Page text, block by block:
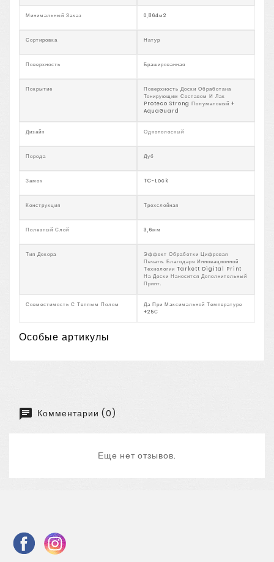
Минимальный Заказ 0,864м2
Сортировка Натур
Поверхность Брашированная
Покрытие
Поверхность Доски Обработана
Тонирующим Составом И Лак
Proteco Strong Полуматовый +
AquaGuard
Дизайн Однополосный
Порода Дуб
Замок TC-Lock
Конструкция Трехслойная
Полезный Слой 3,6мм
Тип Декора
Эффект Обработки Цифровая
Печать. Благодаря Инновационной
Технологии Tarkett Digital Print
На Доски Наносится Дополнительный
Принт.
Совместимость С Теплым Полом
Да При Максимальной Температуре
+25С
Особые артикулы
Комментарии (0)
Еще нет отзывов.